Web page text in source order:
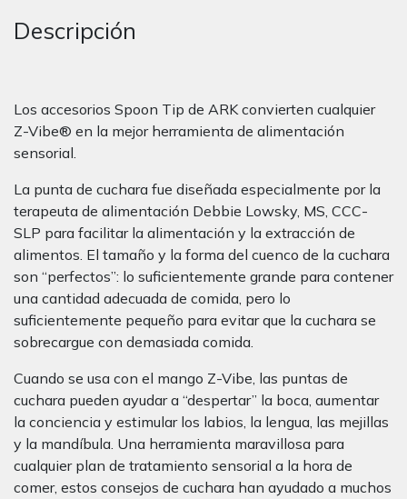
Descripción
Los accesorios Spoon Tip de ARK convierten cualquier
Z-Vibe® en la mejor herramienta de alimentación
sensorial.
La punta de cuchara fue diseñada especialmente por la
terapeuta de alimentación Debbie Lowsky, MS, CCC-
SLP para facilitar la alimentación y la extracción de
alimentos. El tamaño y la forma del cuenco de la cuchara
son “perfectos”: lo suficientemente grande para contener
una cantidad adecuada de comida, pero lo
suficientemente pequeño para evitar que la cuchara se
sobrecargue con demasiada comida.
Cuando se usa con el mango Z-Vibe, las puntas de
cuchara pueden ayudar a “despertar” la boca, aumentar
la conciencia y estimular los labios, la lengua, las mejillas
y la mandíbula. Una herramienta maravillosa para
cualquier plan de tratamiento sensorial a la hora de
comer, estos consejos de cuchara han ayudado a muchos